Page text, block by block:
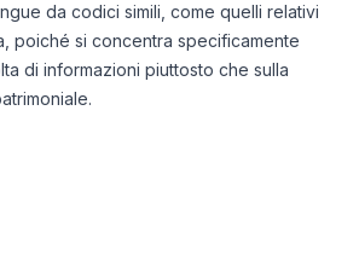
da codici simili, come quelli relativi
poiché si concentra specificamente
di informazioni piuttosto che sulla